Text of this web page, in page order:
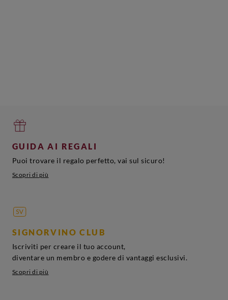
GUIDA AI REGALI
Puoi trovare il regalo perfetto, vai sul sicuro!
Scopri di più
SIGNORVINO CLUB
Iscriviti per creare il tuo account,
diventare un membro e godere di vantaggi esclusivi.
Scopri di più